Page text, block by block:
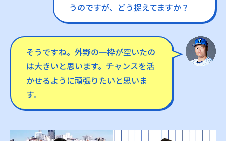
うのですが、どう捉えてますか？
そうですね。外野の一枠が空いたの
は大きいと思います。チャンスを活
かせるように頑張りたいと思いま
す。